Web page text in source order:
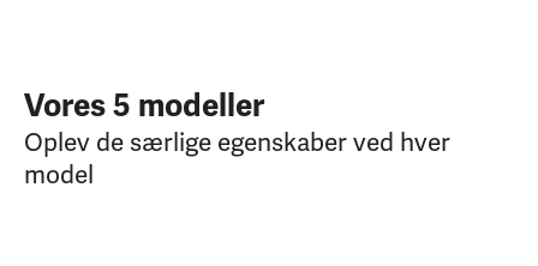
Vores 5 modeller
Oplev de særlige egenskaber ved hver
model